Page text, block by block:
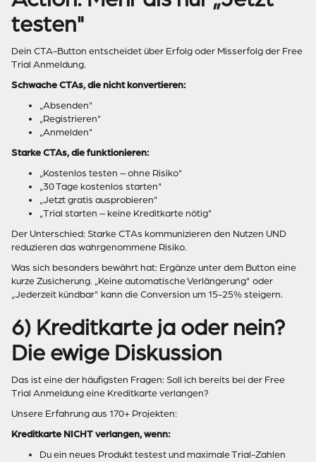
testen"
Dein CTA-Button entscheidet über Erfolg oder Misserfolg der Free
Trial Anmeldung.
Schwache CTAs, die nicht konvertieren:
„Absenden"
„Registrieren"
„Anmelden"
Starke CTAs, die funktionieren:
„Kostenlos testen – ohne Risiko"
„30 Tage kostenlos starten"
„Jetzt gratis ausprobieren"
„Trial starten – keine Kreditkarte nötig"
Der Unterschied: Starke CTAs kommunizieren den Nutzen UND
reduzieren das wahrgenommene Risiko.
Was sich besonders bewährt hat: Ergänze unter dem Button eine
kurze Zusicherung. „Keine automatische Verlängerung" oder
„Jederzeit kündbar" kann die Conversion um 15-25% steigern.
6) Kreditkarte ja oder nein?
Die ewige Diskussion
Das ist eine der häufigsten Fragen: Soll ich bereits bei der Free
Trial Anmeldung eine Kreditkarte verlangen?
Unsere Erfahrung aus 170+ Projekten:
Kreditkarte NICHT verlangen, wenn:
Du ein neues Produkt testest und maximale Trial-Zahlen